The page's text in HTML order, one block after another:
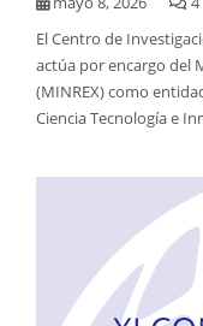
El Centro de
actúa por encargo del
(MINREX) como
Ciencia Tecnología e